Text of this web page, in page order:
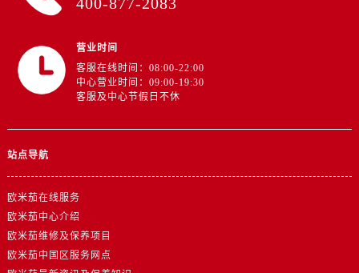
营业时间
客服在线时间：08:00-22:00
中心营业时间：09:00-19:30
客服及中心节假日不休
站点导航
欧米茄在线服务
欧米茄中心介绍
欧米茄维修及保养项目
欧米茄中国区服务网点